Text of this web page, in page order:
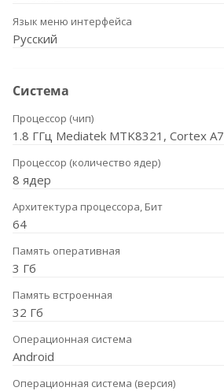
Язык меню интерфейса
Русский
Система
Процессор (чип)
1.8 ГГц Mediatek MTK8321, Cortex A7
Процессор (количество ядер)
8 ядер
Архитектура процессора, Бит
64
Память оперативная
3 Гб
Память встроенная
32 Гб
Операционная система
Android
Операционная система (версия)